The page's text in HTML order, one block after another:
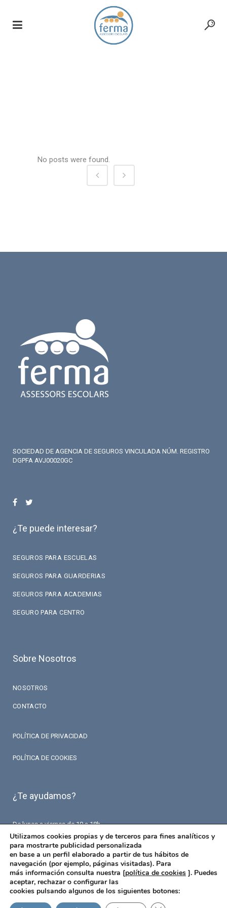
No posts were found.
SOCIEDAD DE AGENCIA DE SEGUROS VINCULADA NÚM. REGISTRO
DGPFA AVJ00020GC
¿Te puede interesar?
SEGUROS PARA ESCUELAS
SEGUROS PARA GUARDERIAS
SEGUROS PARA ACADEMIAS
SEGURO PARA CENTRO
Sobre Nosotros
NOSOTROS
CONTACTO
POLÍTICA DE PRIVACIDAD
POLÍTICA DE COOKIES
¿Te ayudamos?
De lunes a viernes de 10 a 18h.
T. 93 426 84 84
F. 93 426 18 87
info@fermaseguros.com
Avinguda de Mistral 10
Entresuelo – 6 puerta
08015 Barcelona
Utilizamos cookies propias y de terceros para fines analíticos y
para mostrarte publicidad personalizada
en base a un perfil elaborado a partir de tus hábitos de
navegación (por ejemplo, páginas visitadas). Para
más información consulta nuestra [política de cookies ]. Puedes
aceptar, rechazar o configurar las
cookies pulsando algunos de los siguientes botones: